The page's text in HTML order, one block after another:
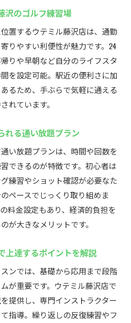
沢のゴルフ練習場
置するウテミル藤沢店は、通勤
りやすい利便性が魅力です。24
りや早朝など自分のライフスタ
を設定可能。駅近の便利さに加
るため、手ぶらで気軽に通える
れています。
れる通い放題プラン
い放題プランは、時間や回数を
できるのが特徴です。初心者は
練習やショット確認が必要なた
ペースでじっくり取り組めま
料金設定もあり、経済的負担を
が大きなメリットです。
上達するポイントを解説
ンでは、基礎から応用まで段階
が重要です。ウテミル藤沢店で
提供し、専門インストラクター
指導。繰り返しの反復練習やフ